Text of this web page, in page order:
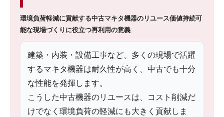
環境負荷軽減に貢献する中古マキタ機器のリユース価値持続可
能な現場づくりに役立つ再利用の意義
建築・内装・設備工事など、多くの現場で活躍
するマキタ機器は耐久性が高く、中古でも十分
な性能を発揮します。
こうした中古機器のリユースは、コスト削減だ
けでなく環境負荷の軽減にも大きく貢献しま